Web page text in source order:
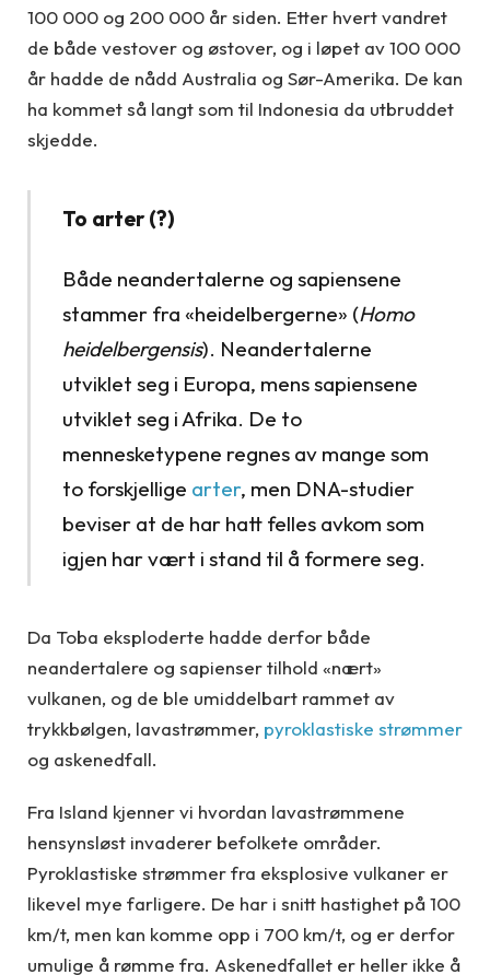
100 000 og 200 000 år siden. Etter hvert vandret
de både vestover og østover, og i løpet av 100 000
år hadde de nådd Australia og Sør-Amerika. De kan
ha kommet så langt som til Indonesia da utbruddet
skjedde.
To arter (?)
Både neandertalerne og sapiensene
stammer fra «heidelbergerne» (Homo
heidelbergensis). Neandertalerne
utviklet seg i Europa, mens sapiensene
utviklet seg i Afrika. De to
mennesketypene regnes av mange som
to forskjellige arter, men DNA-studier
beviser at de har hatt felles avkom som
igjen har vært i stand til å formere seg.
Da Toba eksploderte hadde derfor både
neandertalere og sapienser tilhold «nært»
vulkanen, og de ble umiddelbart rammet av
trykkbølgen, lavastrømmer, pyroklastiske strømmer
og askenedfall.
Fra Island kjenner vi hvordan lavastrømmene
hensynsløst invaderer befolkete områder.
Pyroklastiske strømmer fra eksplosive vulkaner er
likevel mye farligere. De har i snitt hastighet på 100
km/t, men kan komme opp i 700 km/t, og er derfor
umulige å rømme fra. Askenedfallet er heller ikke å